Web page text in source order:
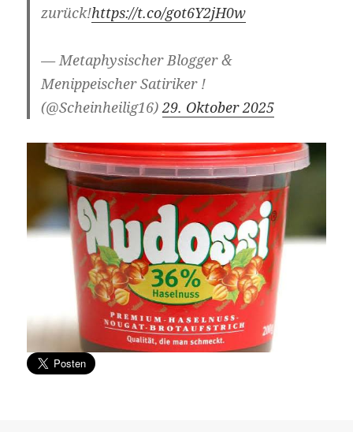
zurück!https://t.co/got6Y2jH0w
— Metaphysischer Blogger &
Menippeischer Satiriker !
(@Scheinheilig16)29. Oktober 2025